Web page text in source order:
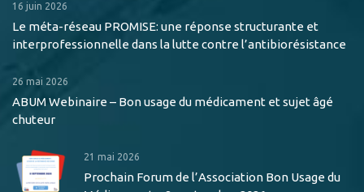
16 juin 2026
Le méta-réseau PROMISE: une réponse structurante et
interprofessionnelle dans la lutte contre l’antibiorésistance
26 mai 2026
ABUM Webinaire – Bon usage du médicament et sujet âgé
chuteur
21 mai 2026
Prochain Forum de l’Association Bon Usage du